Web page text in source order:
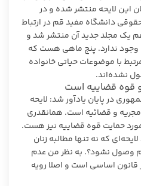
این لایحه منتشر شده و در
دانشگاه مفید قم در ارتباط
یک مجلد جدید آن منتشر شد و
ندارد. پنج ماهی هست که
با موضوعات حیاتی خانواده
نشده‌اند.
قوه قضاییه است
در پایان یادآور شد: لایحه
مجریه و قضائیه است. همانقدری
حمایت قوه قضاییه نیز هست.
که نه تنها مطالبه زنان
وصول نشود؟. به نظر من عدم
اساسی است و اصلا رویه